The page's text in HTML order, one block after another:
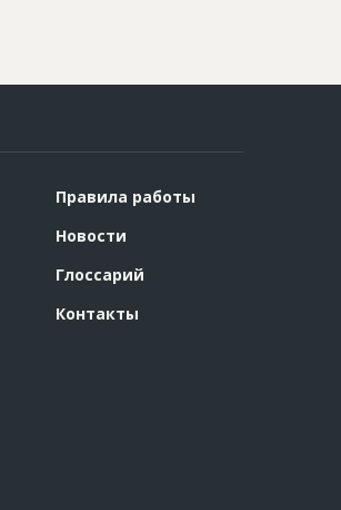
Правила работы
Новости
Глоссарий
Контакты